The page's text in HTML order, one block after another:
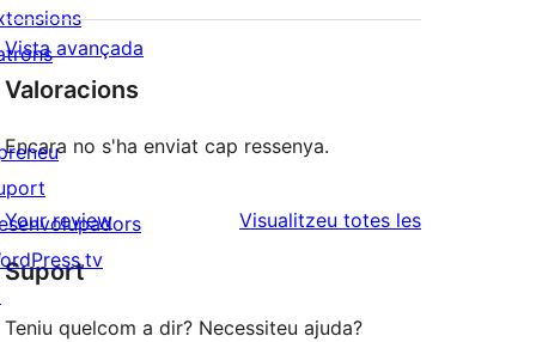
Vista avançada
Valoracions
Encara no s'ha enviat cap ressenya.
Your review Visualitzeu totes lesressenyes
Suport
Teniu quelcom a dir? Necessiteu ajuda?